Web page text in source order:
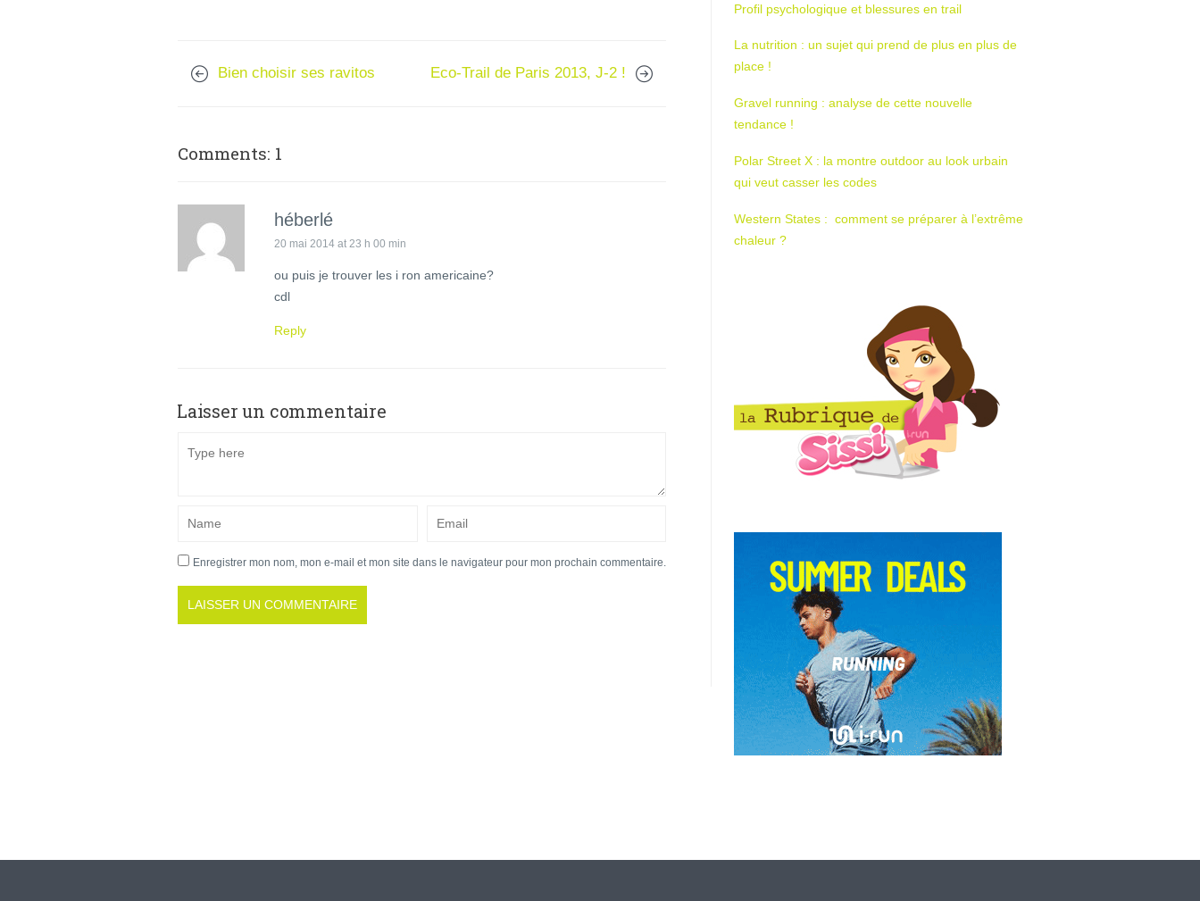
Bien choisir ses ravitos Eco-Trail de Paris 2013, J-2 !
Comments: 1
héberlé
20 mai 2014 at 23 h 00 min
ou puis je trouver les i ron americaine?
cdl
Reply
Laisser un commentaire
Enregistrer mon nom, mon e-mail et mon site dans le navigateur pour mon prochain commentaire.
Profil psychologique et blessures en trail
La nutrition : un sujet qui prend de plus en plus de
place !
Gravel running : analyse de cette nouvelle
tendance !
Polar Street X : la montre outdoor au look urbain
qui veut casser les codes
Western States : comment se préparer à l’extrême
chaleur ?